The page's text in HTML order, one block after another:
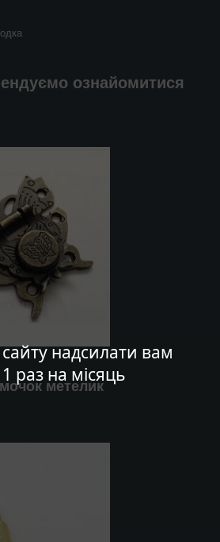
надсилати вам
1 раз на місяць
ознайомитися
метелик